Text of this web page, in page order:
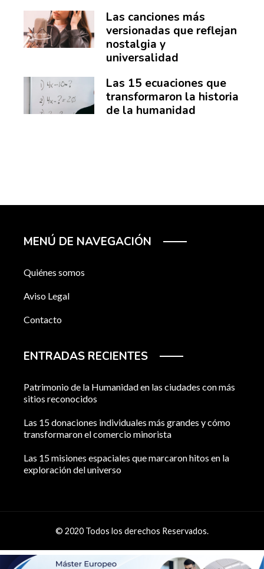
Las canciones más
versionadas que reflejan
nostalgia y
universalidad
Las 15 ecuaciones que
transformaron la historia
de la humanidad
MENÚ DE NAVEGACIÓN
Quiénes somos
Aviso Legal
Contacto
ENTRADAS RECIENTES
Patrimonio de la Humanidad en las ciudades con más
sitios reconocidos
Las 15 donaciones individuales más grandes y cómo
transformaron el comercio minorista
Las 15 misiones espaciales que marcaron hitos en la
exploración del universo
© 2020 Todos los derechos Reservados.